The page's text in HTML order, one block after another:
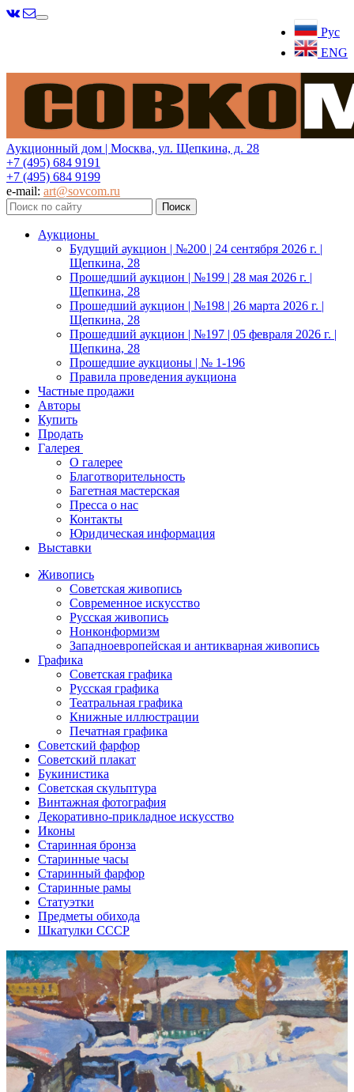
Рус
ENG
Меню
Аукционный дом | Москва, ул. Щепкина, д. 28
+7 (495) 684 9191
+7 (495) 684 9199
e-mail: art@sovcom.ru
Аукционы
Будущий аукцион | №200 | 24 сентября 2026 г. |
Щепкина, 28
Прошедший аукцион | №199 | 28 мая 2026 г. |
Щепкина, 28
Прошедший аукцион | №198 | 26 марта 2026 г. |
Щепкина, 28
Прошедший аукцион | №197 | 05 февраля 2026 г. |
Щепкина, 28
Прошедшие аукционы | № 1-196
Правила проведения аукциона
Частные продажи
Авторы
Купить
Продать
Галерея
О галерее
Благотворительность
Багетная мастерская
Пресса о нас
Контакты
Юридическая информация
Выставки
Живопись
Советская живопись
Современное искусство
Русская живопись
Нонконформизм
Западноевропейская и антикварная живопись
Графика
Советская графика
Русская графика
Театральная графика
Книжные иллюстрации
Печатная графика
Советский фарфор
Советский плакат
Букинистика
Советская скульптура
Винтажная фотография
Декоративно-прикладное искусство
Иконы
Старинная бронза
Старинные часы
Старинный фарфор
Старинные рамы
Статуэтки
Предметы обихода
Шкатулки СССР